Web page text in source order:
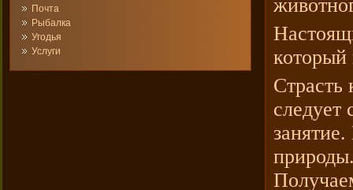
Почта
Рыбалка
Угодья
Услуги
который
Страсть
следует